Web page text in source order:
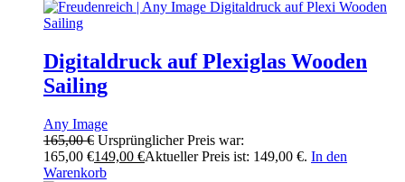
Digitaldruck auf Plexiglas Wooden
Sailing
Any Image
165,00€ Ursprünglicher Preis war:
165,00 €149,00 €Aktueller Preis ist: 149,00 €. In den
Warenkorb